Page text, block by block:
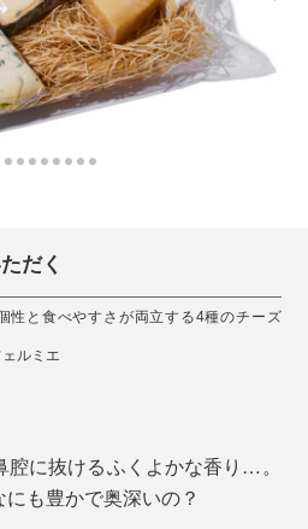
だく
性と食べやすさが両立する4種のチーズ
ルミエ
腔に抜けるふくよかな香り…。
も豊かで奥深いの？